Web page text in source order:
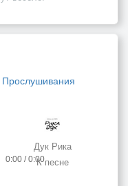
Прослушивания
Дук Рика
К песне
0:00 / 0:00